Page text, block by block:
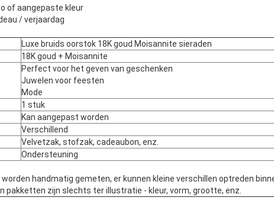
of aangepaste kleur
/ verjaardag
Luxe bruids oorstok 18K goud Moisannite sieraden
18K goud + Moisannite
Perfect voor het geven van geschenken
Juwelen voor feesten
Mode
1 stuk
Kan aangepast worden
Verschillend
Velvetzak, stofzak, cadeaubon, enz.
Ondersteuning
handmatig gemeten, er kunnen kleine verschillen optreden
pakketten zijn slechts ter illustratie - kleur, vorm, grootte, enz.